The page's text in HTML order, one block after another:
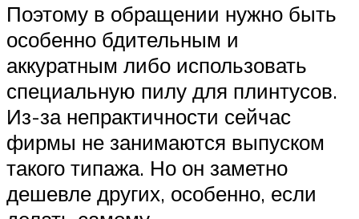
Поэтому в обращении нужно быть
особенно бдительным и
аккуратным либо использовать
специальную пилу для плинтусов.
Из-за непрактичности сейчас
фирмы не занимаются выпуском
такого типажа. Но он заметно
дешевле других, особенно, если